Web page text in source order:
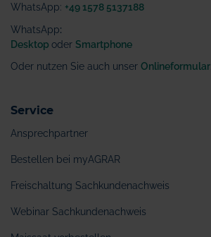
WhatsApp: +49 1578 5137188
WhatsApp:
Desktop oder Smartphone
Oder nutzen Sie auch unser Onlineformular
Service
Ansprechpartner
Bestellen bei myAGRAR
Freischaltung Sachkundenachweis
Webinar Sachkundenachweis